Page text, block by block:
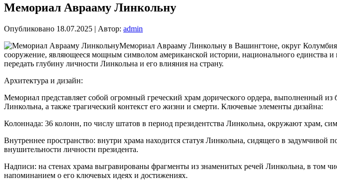
Мемориал Аврааму Линкольну
Опубликовано 18.07.2025 | Автор: admin
Мемориал Аврааму Линкольну в Вашингтоне, округ
сооружение, являющееся мощным символом американской истории, национального единства
передать глубину личности Линкольна и его влияния на страну.
Архитектура и дизайн:
Мемориал представляет собой огромный греческий храм дорического ордера, выполненный
Линкольна, а также трагический контекст его жизни и смерти. Ключевые элементы дизайна:
Колоннада: 36 колонн, по числу штатов в период президентства Линкольна, окружают храм,
Внутреннее пространство: внутри храма находится статуя Линкольна, сидящего в
внушительности личности президента.
Надписи: на стенах храма выгравированы фрагменты из знаменитых речей Линкольна, в том
напоминанием о его ключевых идеях и достижениях.